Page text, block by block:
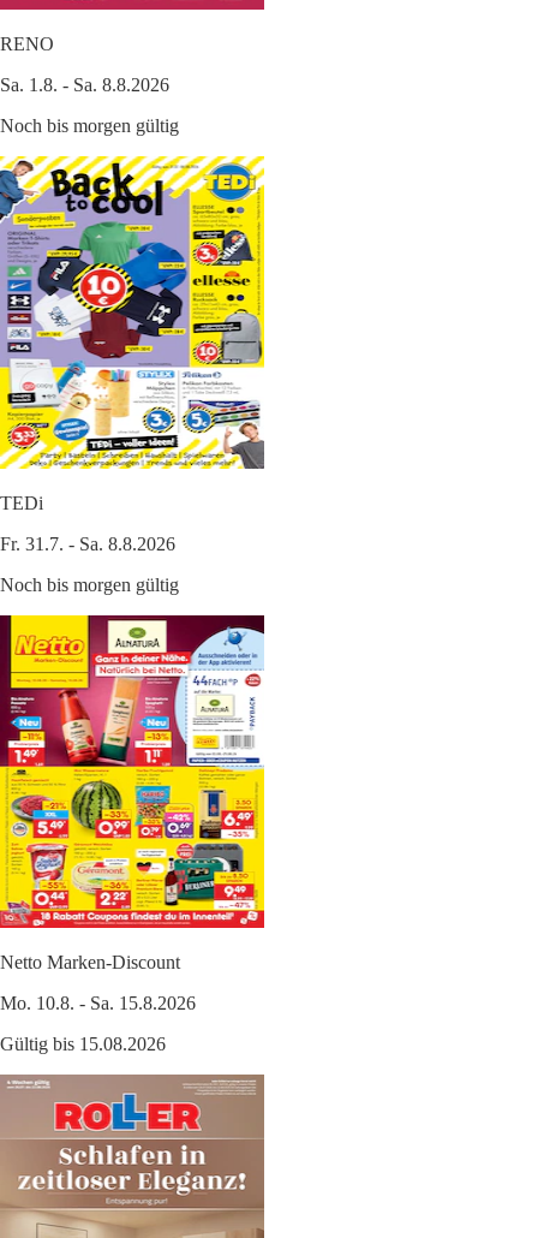
RENO
Sa. 1.8. - Sa. 8.8.2026
Noch bis morgen gültig
TEDi
Fr. 31.7. - Sa. 8.8.2026
Noch bis morgen gültig
Netto Marken-Discount
Mo. 10.8. - Sa. 15.8.2026
Gültig bis 15.08.2026